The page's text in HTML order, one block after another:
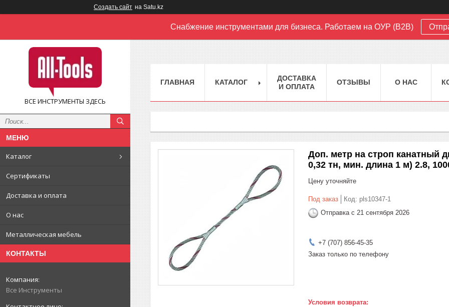
Создать сайт на Satu.kz
Снабжение инструментами для бизнеса. Работаем на ОУР (B2B)
ВСЕ ИНСТРУМЕНТЫ ЗДЕСЬ
Каталог
Сертификаты
Доставка и оплата
О нас
Металлическая мебель
КОНТАКТЫ
Все Инструменты
ГЛАВНАЯ КАТАЛОГ
ДОСТАВКА
И ОПЛАТА
ОТЗЫВЫ О НАС
Доп. метр на строп канатный
0,32 тн, мин. длина 1 м) 2.8,
Цену уточняйте
Под заказ Код: pls10347-1
Отправка с 21 сентября 2026
+7 (707) 856-45-35
Заказ только по телефону